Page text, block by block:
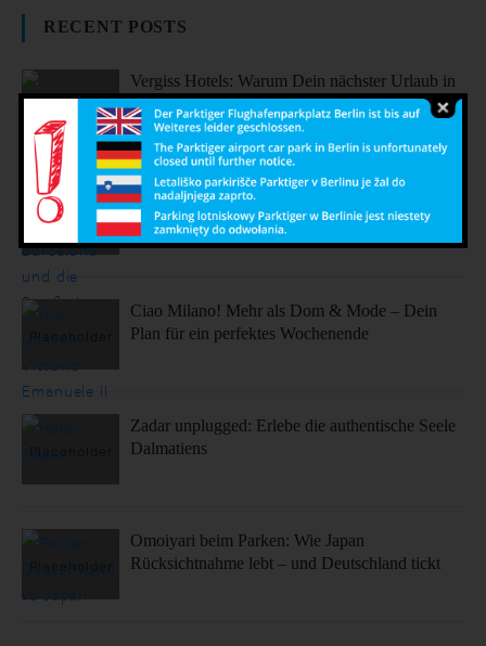
RECENT POSTS
Vergiss Hotels: Warum Dein nächster Urlaub in
einem dieser coolen Airbnbs stattfinden sollte.
Sonne, Stil, Sehenswürdigkeiten – So fühlt sich
Barcelona an
Ciao Milano! Mehr als Dom & Mode – Dein
Plan für ein perfektes Wochenende
Zadar unplugged: Erlebe die authentische Seele
Dalmatiens
Omoiyari beim Parken: Wie Japan
Rücksichtnahme lebt – und Deutschland tickt